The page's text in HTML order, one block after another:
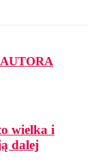
wielka i
dalej